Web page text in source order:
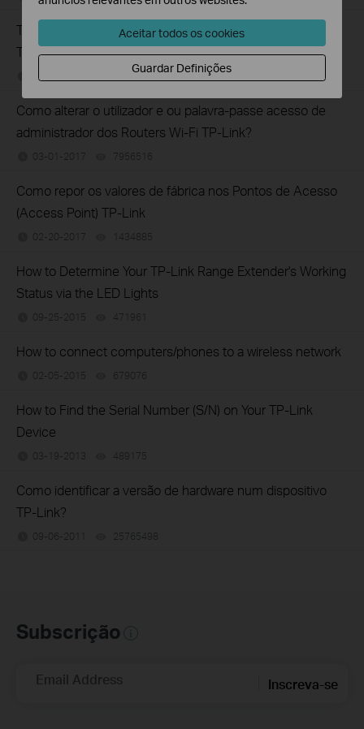
Troubleshooting a Single Device Not Connecting to Your
TP-Link Wireless Network
11-13-2019 218802views
Como alterar o utilizador e ou palavra-passe acesso de
administrador dos Routers Wi-Fi TP-Link?
03-01-2017 7956516
Como repor os valores de fábrica nos Pontos de Acesso
(Access Point) TP-Link
02-20-2017 1434885
How to Determine Your TP-Link Range Extender's Working
Status via the LED Lights
09-25-2015 471961
How to connect computers/phones to a wireless network
02-05-2015 679076
How to Find the Serial Number (S/N) on Your TP-Link
Device
03-19-2013 489175
Como identificar a versão de hardware num dispositivo
TP-Link?
09-06-2011 25765498
Subscrição
Email Address Inscreva-se
Aceitar todos os cookies
Guardar Definições